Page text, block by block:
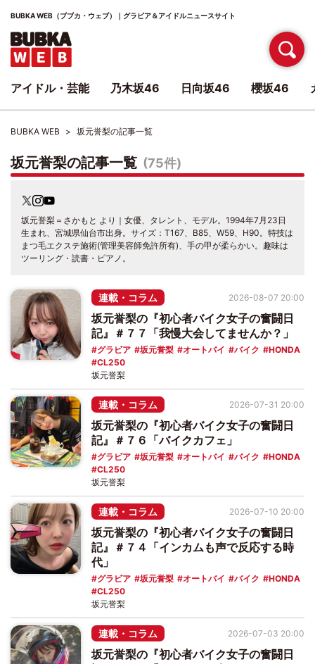
BUBKA WEB（ブブカ・ウェブ）｜グラビア＆アイドルニュースサイト
BUBKA WEB 坂元誉梨の記事一覧
坂元誉梨の記事一覧 (75件)
坂元誉梨＝さかもと より｜女優、タレント、モデル。1994年7月23日
生まれ、宮城県仙台市出身。サイズ：T167、B85、W59、H90。特技は
まつ毛エクステ施術(管理美容師免許所有)、手の甲が柔らかい。趣味は
ツーリング・読書・ピアノ。
連載・コラム
坂元誉梨の『初心者バイク女子の奮闘日
記』＃７７「我慢大会してませんか？」
グラビア 坂元誉梨 オートバイ バイク
HONDA
CL250
2026-08-07 20:00
坂元誉梨
連載・コラム
坂元誉梨の『初心者バイク女子の奮闘日
記』＃７６「バイクカフェ」
グラビア 坂元誉梨 オートバイ バイク
HONDA
CL250
2026-07-31 20:00
坂元誉梨
連載・コラム
坂元誉梨の『初心者バイク女子の奮闘日
記』＃７４「インカムも声で反応する時
代」
グラビア 坂元誉梨 オートバイ バイク
HONDA
CL250
2026-07-10 20:00
坂元誉梨
連載・コラム
坂元誉梨の『初心者バイク女子の奮闘日
2026-07-03 20:00
アイドル・芸能 乃木坂46 日向坂46 櫻坂46